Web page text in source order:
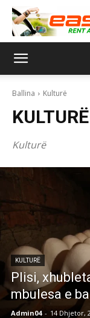
Ballina Kulturë
KULTURË
Kulturë
KULTURË
Plisi,
mbulesa e
Admin04 - 14 Dhjetor,